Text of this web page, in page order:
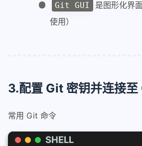
Git GUI
是图形化界
使用）
3.配置 Git 密钥并连接
常用 Git 命令
SHELL